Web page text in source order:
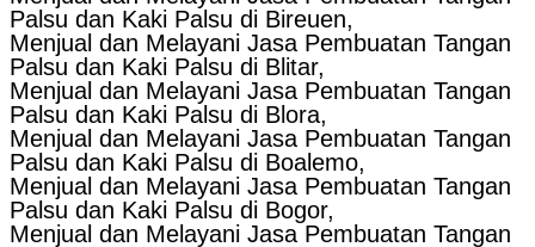
Palsu dan Kaki Palsu di Bireuen,
Menjual dan Melayani Jasa Pembuatan Tangan
Palsu dan Kaki Palsu di Blitar,
Menjual dan Melayani Jasa Pembuatan Tangan
Palsu dan Kaki Palsu di Blora,
Menjual dan Melayani Jasa Pembuatan Tangan
Palsu dan Kaki Palsu di Boalemo,
Menjual dan Melayani Jasa Pembuatan Tangan
Palsu dan Kaki Palsu di Bogor,
Menjual dan Melayani Jasa Pembuatan Tangan